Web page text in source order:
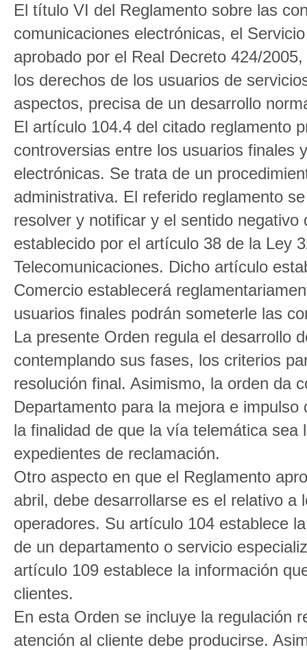
El título VI del Reglamento sobre las
comunicaciones electrónicas, el
aprobado por el Real Decreto 424/
los derechos de los usuarios de
aspectos, precisa de un desarrollo
El artículo 104.4 del citado reglamento
controversias entre los usuarios finales
electrónicas. Se trata de un
administrativa. El referido reglamento
resolver y notificar y el sentido
establecido por el artículo 38 de la Ley
Telecomunicaciones. Dicho artículo
Comercio establecerá
usuarios finales podrán someterle las
La presente Orden regula el desarrollo
contemplando sus fases, los criterios
resolución final. Asimismo, la orden da
Departamento para la mejora e
la finalidad de que la vía telemática
expedientes de reclamación.
Otro aspecto en que el Reglamento
abril, debe desarrollarse es el relativo
operadores. Su artículo 104 establece
de un departamento o servicio
artículo 109 establece la información
clientes.
En esta Orden se incluye la regulación
atención al cliente debe producirse.